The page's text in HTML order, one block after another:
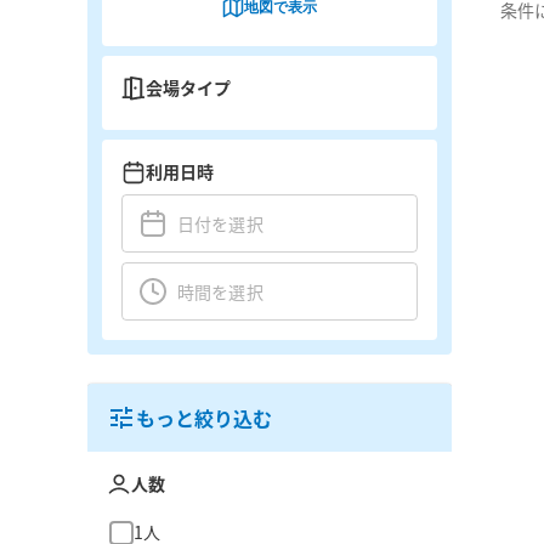
条件
地図で表示
会場タイプ
利用日時
もっと絞り込む
人数
1人